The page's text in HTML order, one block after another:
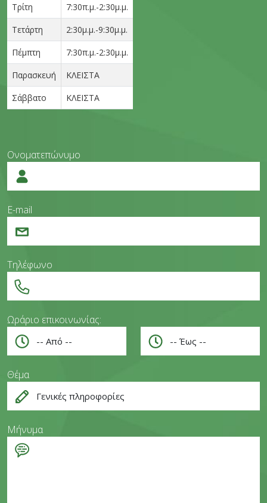
Τρίτη
7:30π.μ.-2:30μ.μ.
Τετάρτη
2:30μ.μ.-9:30μ.μ.
Πέμπτη
7:30π.μ.-2:30μ.μ.
Παρασκευή
ΚΛΕΙΣΤΑ
Σάββατο
ΚΛΕΙΣΤΑ
Ονοματεπώνυμο
E-mail
Τηλέφωνο
Ωράριο επικοινωνίας:
Θέμα
Μήνυμα